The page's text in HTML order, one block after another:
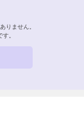
りません。
。